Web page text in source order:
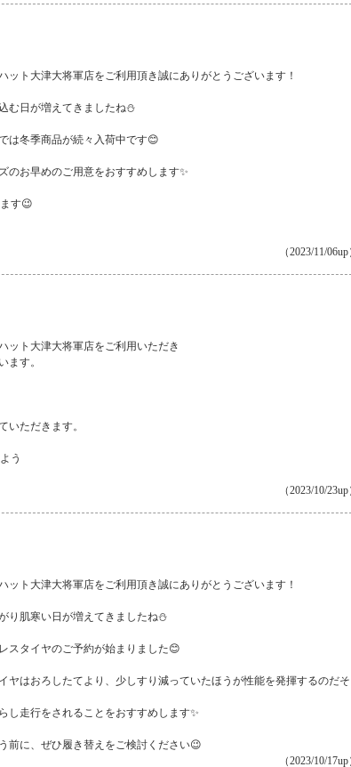
ット大津大将軍店をご利用頂き誠にありがとうございます！
む日が増えてきましたね⛄
は冬季商品が続々入荷中です😊
のお早めのご用意をおすすめします✨
す😉
（2023/11/
ット大津大将軍店をご利用いただき
ます。
いただきます。
う
（2023/10/
ット大津大将軍店をご利用頂き誠にありがとうございます！
り肌寒い日が増えてきましたね⛄
スタイヤのご予約が始まりました😊
ヤはおろしたてより、少しすり減っていたほうが性能を発揮するのだそ
し走行をされることをおすすめします✨
前に、ぜひ履き替えをご検討ください😉
（2023/10/